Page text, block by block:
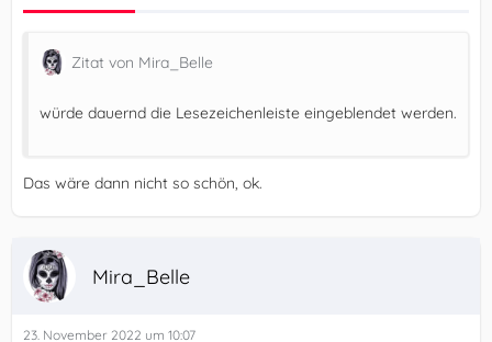
Zitat von Mira_Belle
würde dauernd die Lesezeichenleiste eingeblendet werden.
Das wäre dann nicht so schön, ok.
Mira_Belle
23. November 2022 um 10:07